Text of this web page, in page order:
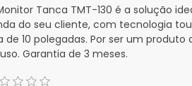
Tanca TMT-130 é a solução
do seu cliente, com tecnologia
de 10 polegadas. Por ser um
Garantia de 3 meses.